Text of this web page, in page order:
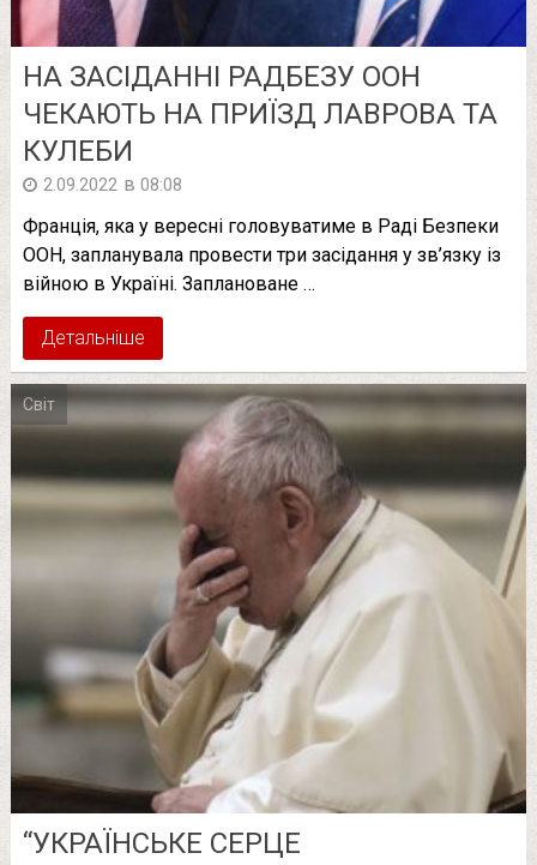
НА ЗАСІДАННІ РАДБЕЗУ ООН
ЧЕКАЮТЬ НА ПРИЇЗД ЛАВРОВА ТА
КУЛЕБИ
2.09.2022 в 08:08
Франція, яка у вересні головуватиме в Раді Безпеки
ООН, запланувала провести три засідання у зв’язку із
війною в Україні. Заплановане …
Детальніше
Світ
“УКРАЇНСЬКЕ СЕРЦЕ